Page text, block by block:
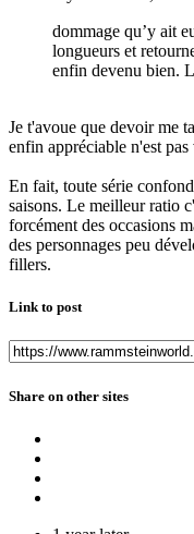
dommage qu’y ait
longueurs et
enfin devenu bien.
Je t'avoue que devoir me
enfin appréciable n'est
En fait, toute série
saisons. Le meilleur ratio
forcément des occasions
des personnages peu
fillers.
Link to post
Share on other sites